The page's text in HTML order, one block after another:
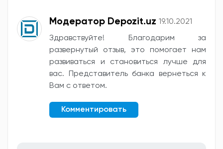
Модератор Depozit.uz 19.10.2021
Здравствуйте! Благодарим за
развернутый отзыв, это помогает нам
развиваться и становиться лучше для
вас. Представитель банка вернеться к
Вам с ответом.
Комментировать